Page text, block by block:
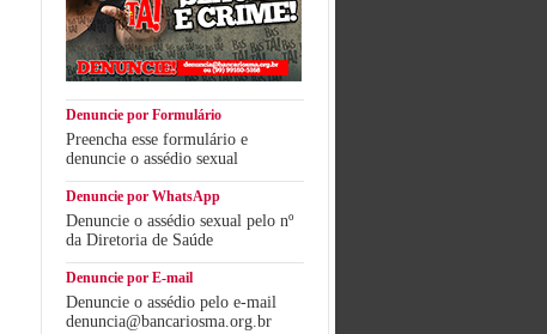
Denuncie por Formulário
Preencha esse formulário e
denuncie o assédio sexual
Denuncie por WhatsApp
Denuncie o assédio sexual pelo nº
da Diretoria de Saúde
Denuncie por E-mail
Denuncie o assédio pelo e-mail
denuncia@bancariosma.org.br